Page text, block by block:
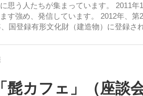
思う人たちが集まっています。 2011
す強め、発信しています。 2012年、
国登録有形文化財（建造物）に登録さ
髭カフェ」（座談